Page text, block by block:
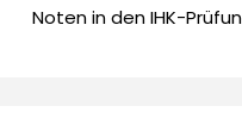
Noten in den IHK-